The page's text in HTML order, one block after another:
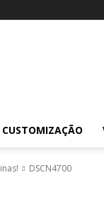
CUSTOMIZAÇÃO
DSCN4700